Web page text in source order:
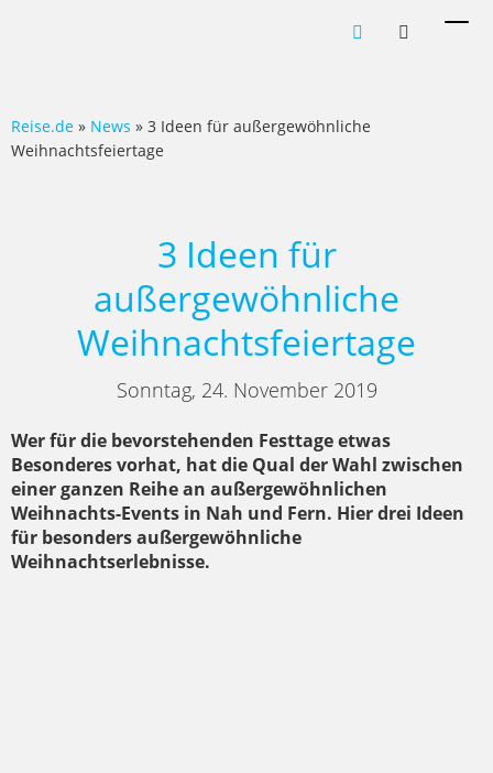
Reise.de » News » 3 Ideen für außergewöhnliche
Weihnachtsfeiertage
3 Ideen für
außergewöhnliche
Weihnachtsfeiertage
Sonntag, 24. November 2019
Wer für die bevorstehenden Festtage etwas
Besonderes vorhat, hat die Qual der Wahl zwischen
einer ganzen Reihe an außergewöhnlichen
Weihnachts-Events in Nah und Fern. Hier drei Ideen
für besonders außergewöhnliche
Weihnachtserlebnisse.